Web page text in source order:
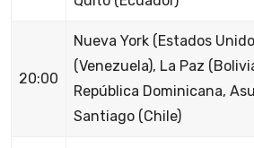
20:00
Nueva York (Estados
(Venezuela), La Paz
República Dominicana,
Santiago (Chile)